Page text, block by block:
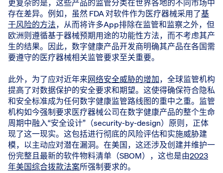
更复杂的是，这些产品的监管分类在世界各地的不同市场中
存在差异。例如，虽然 FDA 对软件作为医疗器械采用了基
于风险的方法，从而将许多App排除在监管和监察之外，但
欧洲则遵循基于器械预期用途的功能性方法，而不考虑其产
生的结果。因此，数字健康产品开发商明确其产品在各国需
要遵守的医疗器械相关监管要求至关重要。
此外，为了应对近年来网络安全威胁的增加，全球监管机构
提高了对数据保护的安全要求和期望。这使得确保符合隐私
和安全标准成为任何数字健康监管路线图的重中之重。监管
机构如今强制要求医疗器械公司在数字健康产品的整个生命
周期中融入“安全设计”（security-by-design）原则，正体
现了这一现实。这包括进行彻底的风险评估和实施威胁建
模，以主动应对潜在漏洞。在美国，这还涉及创建并维护一
份完整且最新的软件物料清单（SBOM），这也是由2023
年美国综合拨款法案所强制要求的。